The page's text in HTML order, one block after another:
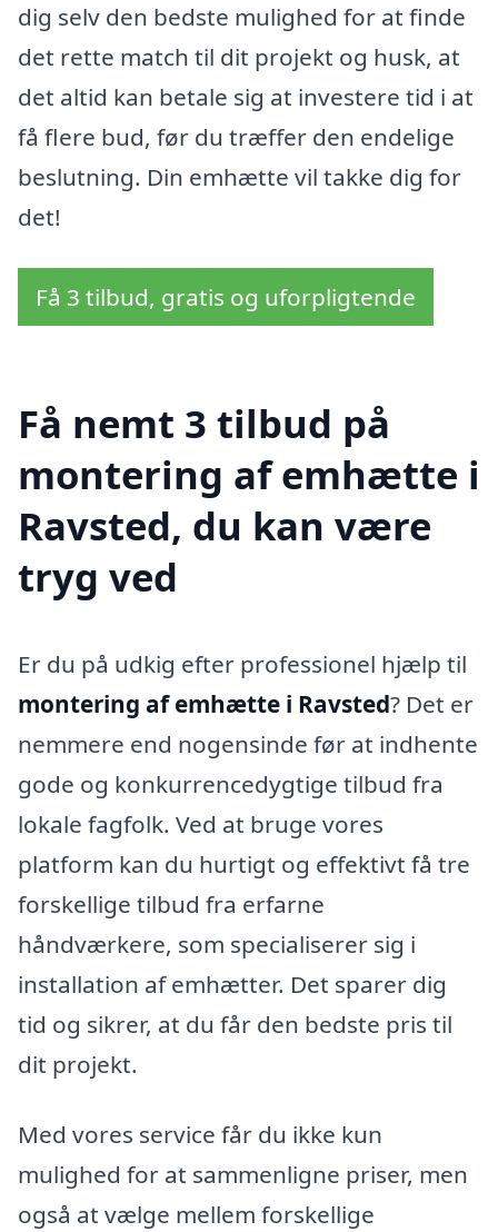
dig selv den bedste mulighed for at finde
det rette match til dit projekt og husk, at
det altid kan betale sig at investere tid i at
få flere bud, før du træffer den endelige
beslutning. Din emhætte vil takke dig for
det!
Få 3 tilbud, gratis og uforpligtende
Få nemt 3 tilbud på
montering af emhætte i
Ravsted, du kan være
tryg ved
Er du på udkig efter professionel hjælp til
montering af emhætte i Ravsted? Det er
nemmere end nogensinde før at indhente
gode og konkurrencedygtige tilbud fra
lokale fagfolk. Ved at bruge vores
platform kan du hurtigt og effektivt få tre
forskellige tilbud fra erfarne
håndværkere, som specialiserer sig i
installation af emhætter. Det sparer dig
tid og sikrer, at du får den bedste pris til
dit projekt.
Med vores service får du ikke kun
mulighed for at sammenligne priser, men
også at vælge mellem forskellige